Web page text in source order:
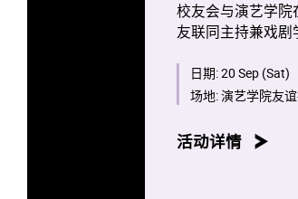
校友会与演艺学
友联同主持兼戏
日期:20 Sep (Sat)
场地:演艺学院友
活动详情